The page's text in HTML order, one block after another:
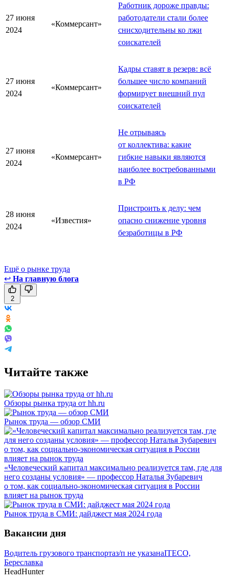
27 июня
2024
«Коммерсант»
Работник дороже правды:
работодатели стали более
снисходительны ко лжи
соискателей
27 июня
2024
«Коммерсант»
Кадры ставят в резерв: всё
большее число компаний
формирует внешний пул
соискателей
27 июня
2024
«Коммерсант»
Не отрываясь
от коллектива: какие
гибкие навыки являются
наиболее востребованными
в РФ
28 июня
2024
«Известия»
Пристроить к делу: чем
опасно снижение уровня
безработицы в РФ
Ещё о рынке труда
↩ На главную блога
2
Читайте также
Обзоры рынка труда от hh.ru
Рынок труда — обзор СМИ
«Человеческий капитал максимально реализуется там, где для
него созданы условия» — профессор Наталья Зубаревич
о том, как социально-экономическая ситуация в России
влияет на рынок труда
Рынок труда в СМИ: дайджест мая 2024 года
Вакансии дня
Водитель грузового транспортаз/п не указанаITECO,
Береславка
HeadHunter